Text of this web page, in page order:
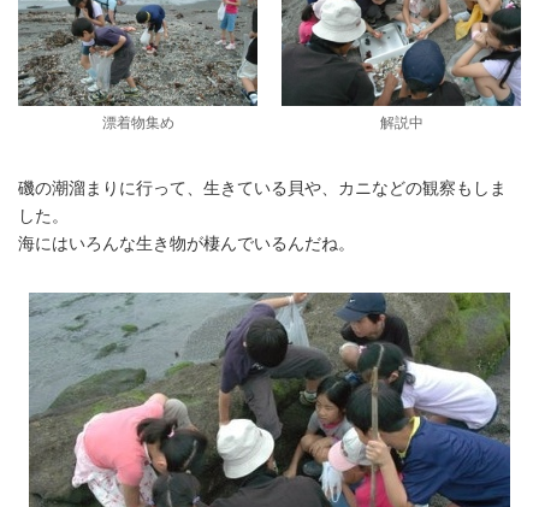
漂着物集め 解説中
磯の潮溜まりに行って、生きている貝や、カニなどの観察もしま
した。
海にはいろんな生き物が棲んでいるんだね。